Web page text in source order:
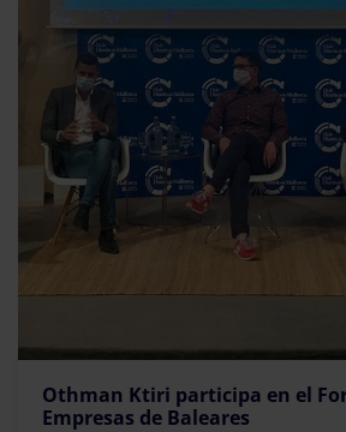
Othman Ktiri participa en el
Empresas de Baleares